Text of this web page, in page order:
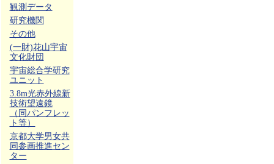
観測データ
研究機関
その他
(一財)花山宇宙
文化財団
宇宙総合学研究
ユニット
3.8m光赤外線新
技術望遠鏡
（同パンフレッ
ト等）
京都大学男女共
同参画推進セン
ター